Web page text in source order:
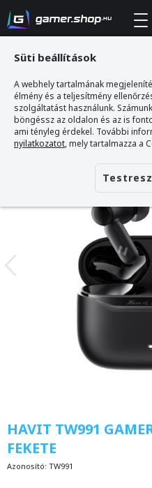
Gamer webshop >Havit TW991
HAVIT TW991
FEKETE
Azonosító: TW991
Süti beállítások
A webhely tartalmának
élmény és a teljesítmény
szolgáltatást használunk.
böngéssz az oldalon és az is
ami tényleg érdekel. További
nyilatkozatot, mely tartalmazza a